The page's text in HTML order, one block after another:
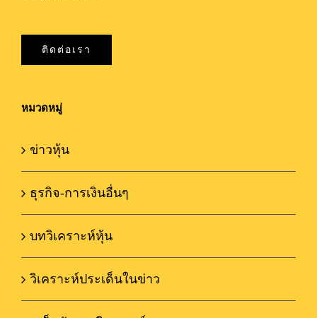
ติดต่อเรา
หมวดหมู่
ข่าวหุ้น
ธุรกิจ-การเงินอื่นๆ
บทวิเคราะห์หุ้น
วิเคราะห์ประเด็นในข่าว